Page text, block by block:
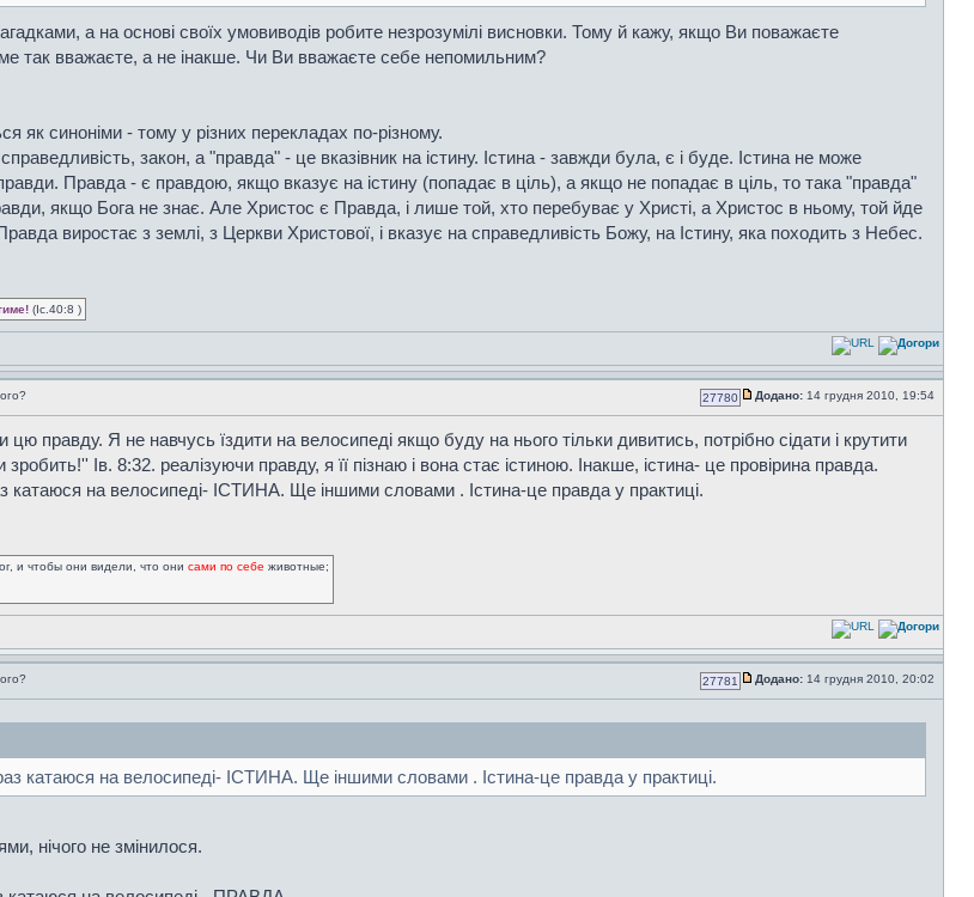
а на основі своїх умовиводів робите незрозумілі висновки. Тому й кажу, якщо Ви поважаєте
так вважаєте, а не інакше. Чи Ви вважаєте себе непомильним?
як синоніми - тому у різних перекладах по-різному.
закон, а "правда" - це вказівник на істину. Істина - завжди була, є і буде. Істина не може
Правда - є правдою, якщо вказує на істину (попадає в ціль), а якщо не попадає в ціль, то така "правда"
якщо Бога не знає. Але Христос є Правда, і лише той, хто перебуває у Христі, а Христос в ньому, той йде
виростає з землі, з Церкви Христової, і вказує на справедливість Божу, на Істину, яка походить з Небес.
(Іс.40:8 )
27780 Додано: 14 грудня 2010, 19:54
правду. Я не навчусь їздити на велосипеді якщо буду на нього тільки дивитись, потрібно сідати і крутити
Ів. 8:32. реалізуючи правду, я її пізнаю і вона стає істиною. Інакше, істина- це провірина правда.
на велосипеді- ІСТИНА. Ще іншими словами . Істина-це правда у практиці.
и чтобы они видели, что они сами по себе животные;
27781 Додано: 14 грудня 2010, 20:02
катаюся на велосипеді- ІСТИНА. Ще іншими словами . Істина-це правда у практиці.
нічого не змінилося.